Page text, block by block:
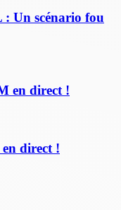
: Un scénario fou
en direct !
direct !